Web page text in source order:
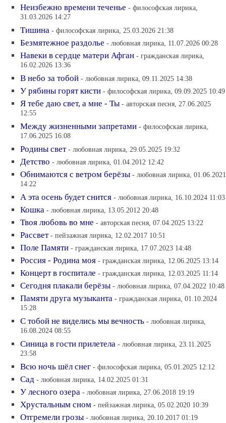
Неизбежно времени теченье - философская лирика,
31.03.2026 14:27
Тишина - философская лирика, 25.03.2026 21:38
Безмятежное раздолье - любовная лирика, 11.07.2026 00:28
Навеки в сердце матери Афган - гражданская лирика,
16.02.2026 13:36
В небо за тобой - любовная лирика, 09.11.2025 14:38
У рябины горят кисти - философская лирика, 09.09.2025 10:49
Я тебе даю свет, а мне - Ты - авторская песня, 27.06.2025
12:55
Между жизненными запретами - философская лирика,
17.06.2025 16:08
Родины свет - любовная лирика, 29.05.2025 19:32
Детство - любовная лирика, 01.04.2012 12:42
Обнимаются с ветром берёзы - любовная лирика, 01.06.2021
14:22
А эта осень будет снится - любовная лирика, 16.10.2024 11:03
Кошка - любовная лирика, 13.05.2012 20:48
Твоя любовь во мне - авторская песня, 07.04.2025 13:22
Рассвет - пейзажная лирика, 12.02.2017 10:51
Поле Памяти - гражданская лирика, 17.07.2023 14:48
Россия - Родина моя - гражданская лирика, 12.06.2025 13:14
Концерт в госпитале - гражданская лирика, 12.03.2025 11:14
Сегодня плакали берёзы - любовная лирика, 07.04.2022 10:48
Памяти друга музыканта - гражданская лирика, 01.10.2024
15:28
С тобой не виделись мы вечность - любовная лирика,
16.08.2024 08:55
Синица в гости прилетела - любовная лирика, 23.11.2025
23:58
Всю ночь шёл снег - философская лирика, 05.01.2025 12:12
Сад - любовная лирика, 14.02.2025 01:31
У лесного озера - любовная лирика, 27.06.2018 19:19
Хрустальным сном - пейзажная лирика, 05.02.2020 10:39
Отгремели грозы - любовная лирика, 20.10.2017 01:19